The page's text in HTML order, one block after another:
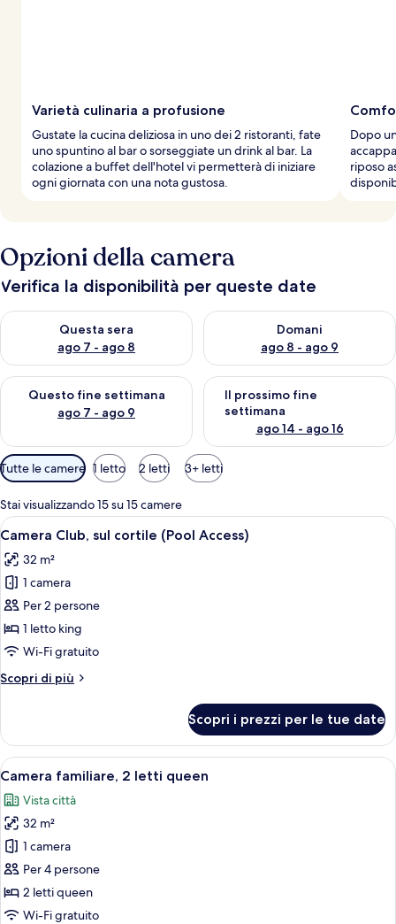
Varietà culinaria a profusione
Gustate la cucina deliziosa in uno dei 2 ristoranti, fate
uno spuntino al bar o sorseggiate un drink al bar. La
colazione a buffet dell'hotel vi permetterà di iniziare
ogni giornata con una nota gustosa.
Dopo
riposo
Opzioni della camera
Verifica la disponibilità per queste date
Questa sera
ago 7 - ago 8
Verifica la disponibilità per questa sera, ago 7 - ago 8
Domani
ago 8 - ago 9
Verifica la disponibilità per
Questo fine settimana
ago 7 - ago 9
Verifica la disponibilità per questo fine settimana, ago 7 - ago
Il prossimo fine
settimana
ago 14 - ago 16
Verifica la disponibilità per il
Filtri
disponibili
per
le
camere
Tutte le camere 1 letto 2 letti 3+ letti
Stai visualizzando 15 su 15 camere
Apri
tutte
le
foto
per
Camera
Club,
cortile
Una camera d'albergo con un letto,
5
Camera Club, sul cortile (Pool Access)
32 m²
1 camera
Per 2 persone
1 letto king
Wi-Fi gratuito
Scopri di più
Altri
Club,
sul
cortile
Access)
Scopri i prezzi per le tue date
Apri
tutte
le
foto
per
Camera
familiare,
2
Minibar, una cassaforte in camera,
5
Camera familiare, 2 letti queen
Vista città
32 m²
1 camera
Per 4 persone
2 letti queen
Wi-Fi gratuito